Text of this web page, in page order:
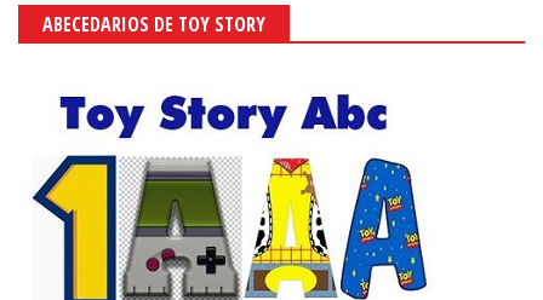
ABECEDARIOS DE TOY STORY